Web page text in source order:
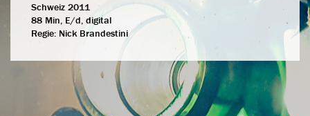
Schweiz 2011
88 Min, E/d, digital
Regie: Nick Brandestini